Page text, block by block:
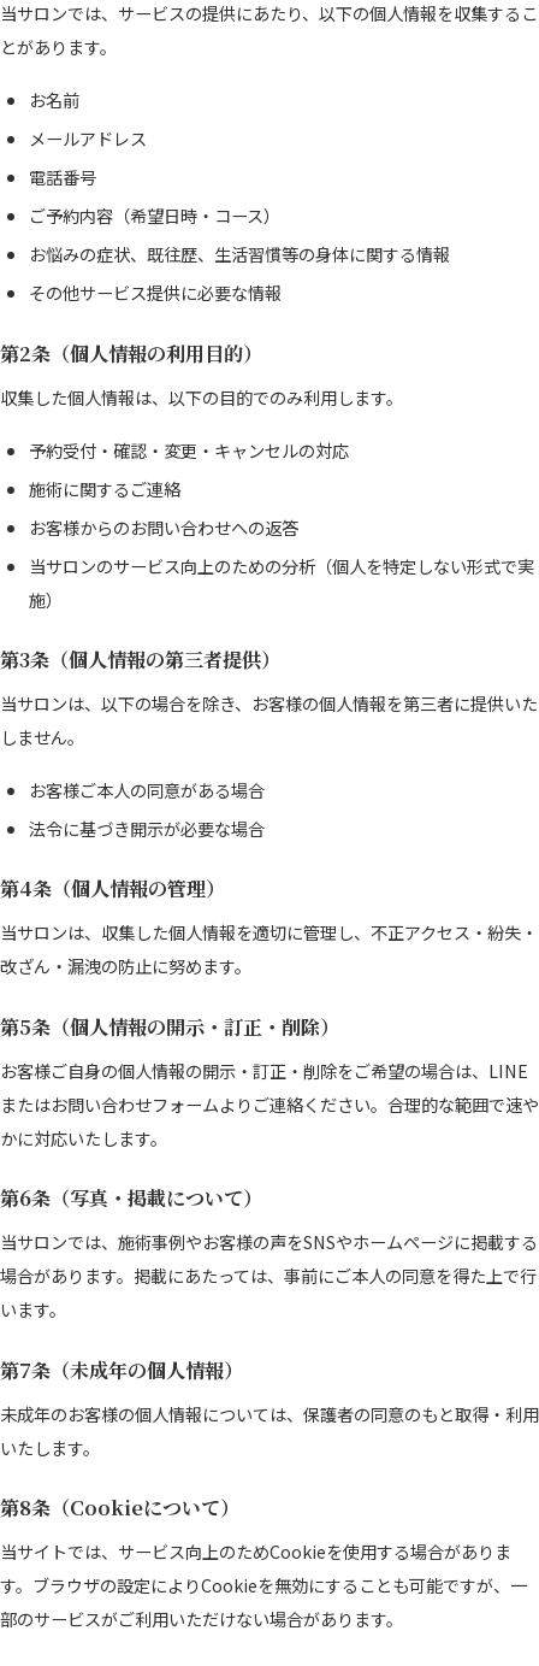
当サロンでは、サービスの提供にあたり、以下の個人情報を収集するこ
とがあります。
お名前
メールアドレス
電話番号
ご予約内容（希望日時・コース）
お悩みの症状、既往歴、生活習慣等の身体に関する情報
その他サービス提供に必要な情報
第2条（個人情報の利用目的）
収集した個人情報は、以下の目的でのみ利用します。
予約受付・確認・変更・キャンセルの対応
施術に関するご連絡
お客様からのお問い合わせへの返答
当サロンのサービス向上のための分析（個人を特定しない形式で実
施）
第3条（個人情報の第三者提供）
当サロンは、以下の場合を除き、お客様の個人情報を第三者に提供いた
しません。
お客様ご本人の同意がある場合
法令に基づき開示が必要な場合
第4条（個人情報の管理）
当サロンは、収集した個人情報を適切に管理し、不正アクセス・紛失・
改ざん・漏洩の防止に努めます。
第5条（個人情報の開示・訂正・削除）
お客様ご自身の個人情報の開示・訂正・削除をご希望の場合は、LINE
またはお問い合わせフォームよりご連絡ください。合理的な範囲で速や
かに対応いたします。
第6条（写真・掲載について）
当サロンでは、施術事例やお客様の声をSNSやホームページに掲載する
場合があります。掲載にあたっては、事前にご本人の同意を得た上で行
います。
第7条（未成年の個人情報）
未成年のお客様の個人情報については、保護者の同意のもと取得・利用
いたします。
第8条（Cookieについて）
当サイトでは、サービス向上のためCookieを使用する場合がありま
す。ブラウザの設定によりCookieを無効にすることも可能ですが、一
部のサービスがご利用いただけない場合があります。